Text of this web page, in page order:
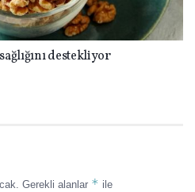
destekliyor
Gerekli alanlar * ile